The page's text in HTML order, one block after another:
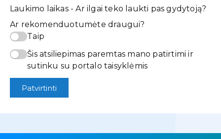
Laukimo laikas - Ar ilgai teko laukti pas gydytoją?
Ar rekomenduotumėte draugui?
Taip
Šis atsiliepimas paremtas mano patirtimi ir
sutinku su portalo taisyklėmis
Patvirtinti